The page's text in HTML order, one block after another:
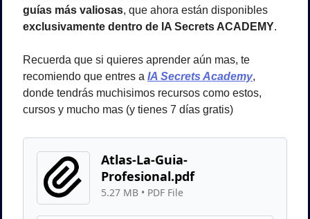
guías más valiosas
exclusivamente dentro de IA Secrets ACADEMY.
Recuerda que si quieres aprender aún mas, te
recomiendo que entres a IA Secrets Academy,
donde tendrás muchisimos recursos como estos,
cursos y mucho mas (y tienes 7 días gratis)
Atlas-La-Guia-
Profesional.pdf
5.27 MB • PDF File